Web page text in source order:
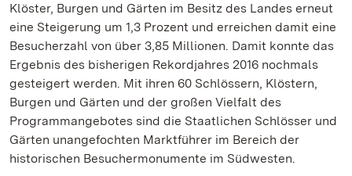
Klöster, Burgen und Gärten im Besitz des Landes erneut
eine Steigerung um 1,3 Prozent und erreichen damit eine
Besucherzahl von über 3,85 Millionen. Damit konnte das
Ergebnis des bisherigen Rekordjahres 2016 nochmals
gesteigert werden. Mit ihren 60 Schlössern, Klöstern,
Burgen und Gärten und der großen Vielfalt des
Programmangebotes sind die Staatlichen Schlösser und
Gärten unangefochten Marktführer im Bereich der
historischen Besuchermonumente im Südwesten.